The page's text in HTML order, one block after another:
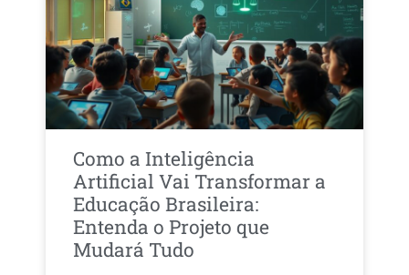
Como a Inteligência
Artificial Vai Transformar a
Educação Brasileira:
Entenda o Projeto que
Mudará Tudo